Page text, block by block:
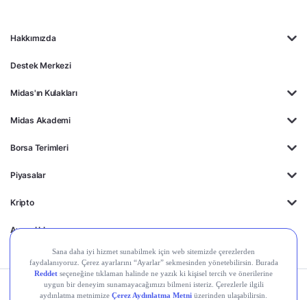
Hakkımızda
Destek Merkezi
Midas'ın Kulakları
Midas Akademi
Borsa Terimleri
Piyasalar
Kripto
Ayrıcalıklar
Kişisel Verilerin Gizlilik Yasal Çerez